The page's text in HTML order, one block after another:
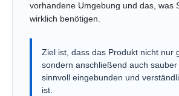
vorhandene Umgebung und das, was
wirklich benötigen.
Ziel ist, dass das Produkt nicht nur
sondern anschließend auch
sinnvoll eingebunden und
ist.